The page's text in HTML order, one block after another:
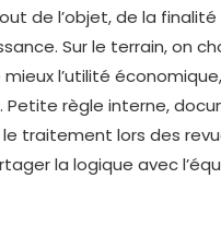
de l’objet, de la
Sur le terrain, on
l’utilité
Petite règle interne,
traitement lors des
la logique avec